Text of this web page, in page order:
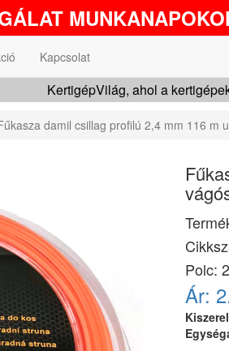
Kapcsolat
KertigépVilág, ahol a
damil csillag profilú 2,4 mm 116 m
Polc:
Ár: